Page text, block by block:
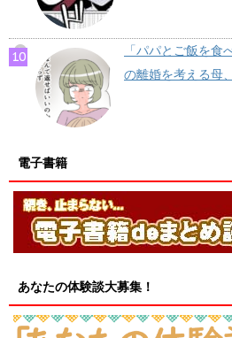
「パパとご飯を
の離婚を考える母
電子書籍
あなたの体験談大募集！